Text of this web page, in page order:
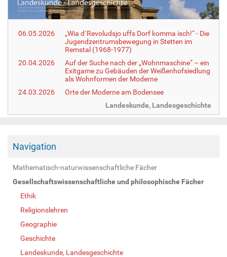
r
e
:
06.05.2026
„Wia d´Revoludsjo uffs Dorf komma isch!“ - Die
Jugendzentrumsbewegung in Stetten im
Remstal (1968-1977)
20.04.2026
Auf der Suche nach der „Wohnmaschine“ – ein
Exitgame zu Gebäuden der Weißenhofsiedlung
als Wohnformen der Moderne
24.03.2026
Orte der Moderne am Bodensee
Landeskunde, Landesgeschichte
Navigation
Mathematisch-naturwissenschaftliche Fächer
Gesellschaftswissenschaftliche und philosophische Fächer
Ethik
Religionslehren
Geographie
Geschichte
Landeskunde, Landesgeschichte